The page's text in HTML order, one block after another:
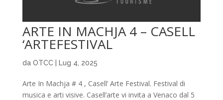
ARTE IN MACHJA 4 – CASELL
‘ARTEFESTIVAL
da OTCC| Lug 4, 2025
Arte In Machja # 4 , Casell’ Arte Festival. Festival di
musica e arti visive. Casell’arte vi invita a Venaco dal 5